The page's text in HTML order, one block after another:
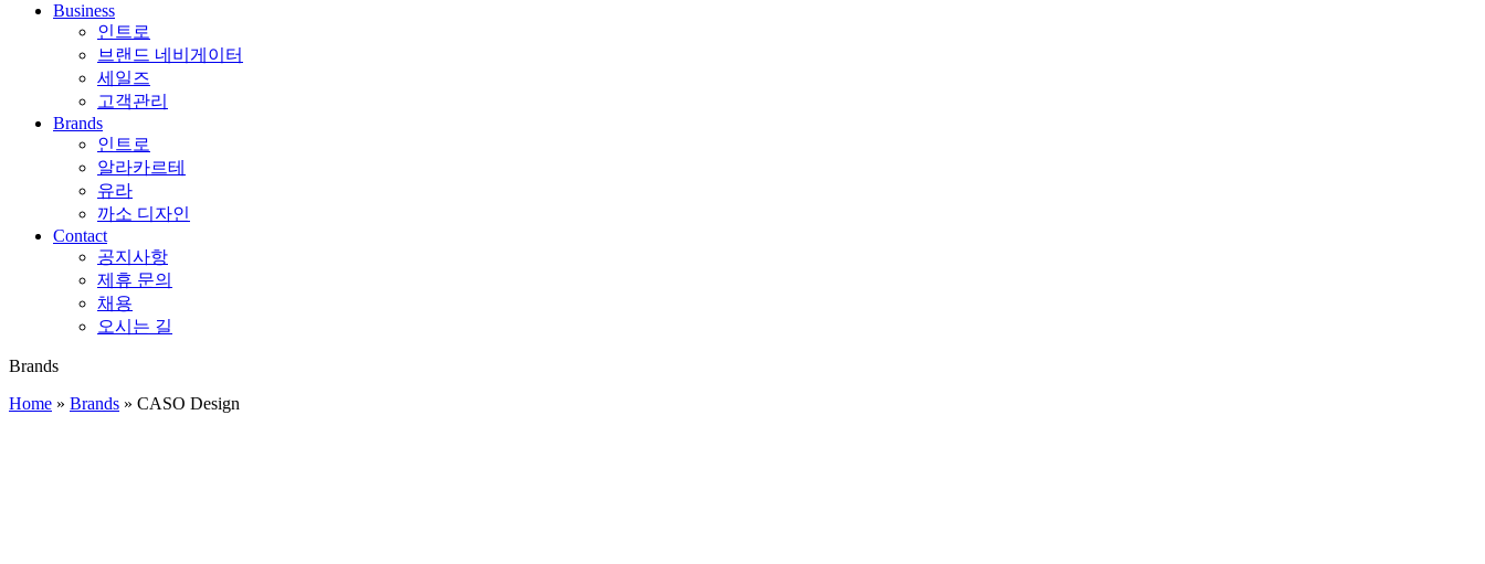
Business
인트로
브랜드 네비게이터
세일즈
고객관리
Brands
인트로
알라카르테
유라
까소 디자인
Contact
공지사항
제휴 문의
채용
오시는 길
Brands
Home » Brands » CASO Design